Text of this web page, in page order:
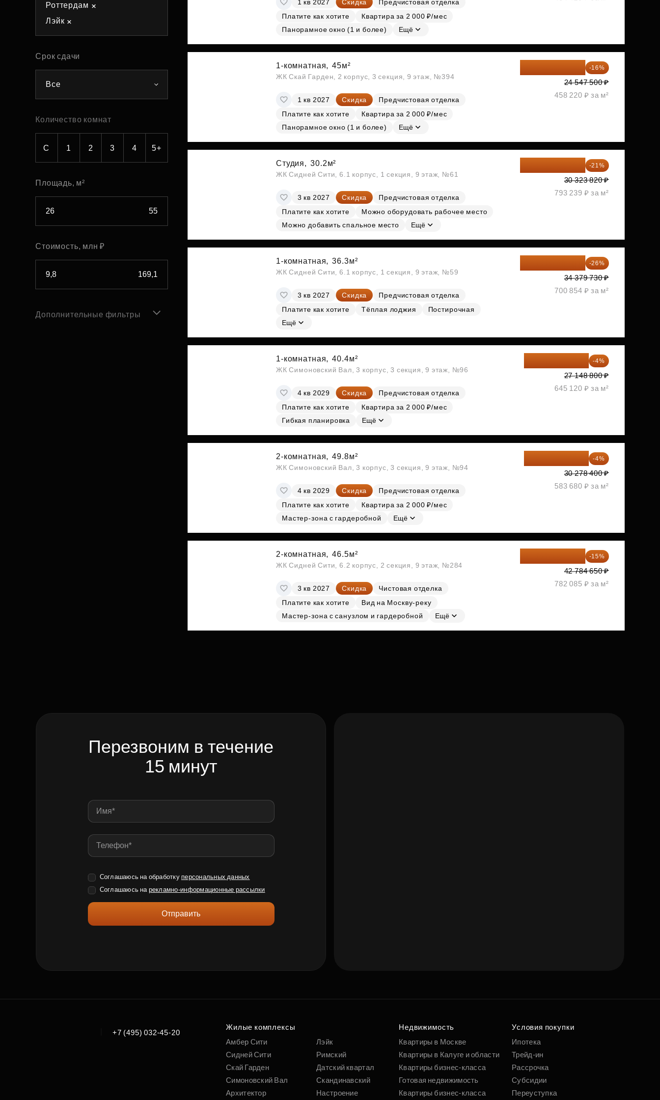
Субсидии
Роттердам
Лэйк
Срок сдачи
Все
Количество комнат
С 1 2 3 4 5+
Площадь, м²
Стоимость, млн ₽
Дополнительные фильтры
1 кв 2027 Скидка
Предчистовая отделка
Платите как хотите
Квартира за 2 000 ₽/мес
Панорамное окно (1 и более)
Ещё
1-комнатная, 45м²
ЖК Скай Гарден, 2 корпус, 3 секция, 9 этаж, №394
1 кв 2027 Скидка
Предчистовая отделка
Платите как хотите
Квартира за 2 000 ₽/мес
Панорамное окно (1 и более)
Ещё
-16%
24 547 500 ₽
458 220 ₽ за м²
Студия, 30.2м²
ЖК Сидней Сити, 6.1 корпус, 1 секция, 9 этаж, №61
3 кв 2027 Скидка
Предчистовая отделка
Платите как хотите
Можно оборудовать рабочее место
Можно добавить спальное место
Ещё
-21%
30 323 820 ₽
793 239 ₽ за м²
1-комнатная, 36.3м²
ЖК Сидней Сити, 6.1 корпус, 1 секция, 9 этаж, №59
3 кв 2027 Скидка
Предчистовая отделка
Платите как хотите
Тёплая лоджия
Постирочная
Ещё
-26%
34 379 730 ₽
700 854 ₽ за м²
1-комнатная, 40.4м²
ЖК Симоновский Вал, 3 корпус, 3 секция, 9 этаж, №96
4 кв 2029 Скидка
Предчистовая отделка
Платите как хотите
Квартира за 2 000 ₽/мес
Гибкая планировка
Ещё
26 062 848 ₽ -4%
27 148 800 ₽
645 120 ₽ за м²
2-комнатная, 49.8м²
ЖК Симоновский Вал, 3 корпус, 3 секция, 9 этаж, №94
4 кв 2029 Скидка
Предчистовая отделка
Платите как хотите
Квартира за 2 000 ₽/мес
Мастер-зона с гардеробной
Ещё
29 067 264 ₽ -4%
30 278 400 ₽
583 680 ₽ за м²
2-комнатная, 46.5м²
ЖК Сидней Сити, 6.2 корпус, 2 секция, 9 этаж, №284
3 кв 2027 Скидка
Чистовая отделка
Платите как хотите
Вид на Москву-реку
Мастер-зона с санузлом и гардеробной
Ещё
-15%
42 784 650 ₽
782 085 ₽ за м²
Перезвоним в течение
15 минут
Соглашаюсь на обработку персональных данных
Соглашаюсь на рекламно-информационные рассылки
Отправить
+7 (495) 032-45-20
Жилые комплексы
Амбер Сити
Сидней Сити
Скай Гарден
Симоновский Вал
Архитектор
Лэйк
Римский
Датский квартал
Скандинавский
Настроение
Недвижимость
Квартиры в Москве
Квартиры в Калуге и области
Квартиры бизнес-класса
Готовая недвижимость
Квартиры бизнес-класса
Условия покупки
Ипотека
Трейд-ин
Рассрочка
Субсидии
Переуступка